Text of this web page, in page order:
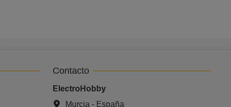
Contacto
ElectroHobby
Murcia - España